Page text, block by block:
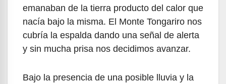
emanaban de la tierra producto del calor que
nacía bajo la misma. El Monte Tongariro nos
cubría la espalda dando una señal de alerta
y sin mucha prisa nos decidimos avanzar.
Bajo la presencia de una posible lluvia y la